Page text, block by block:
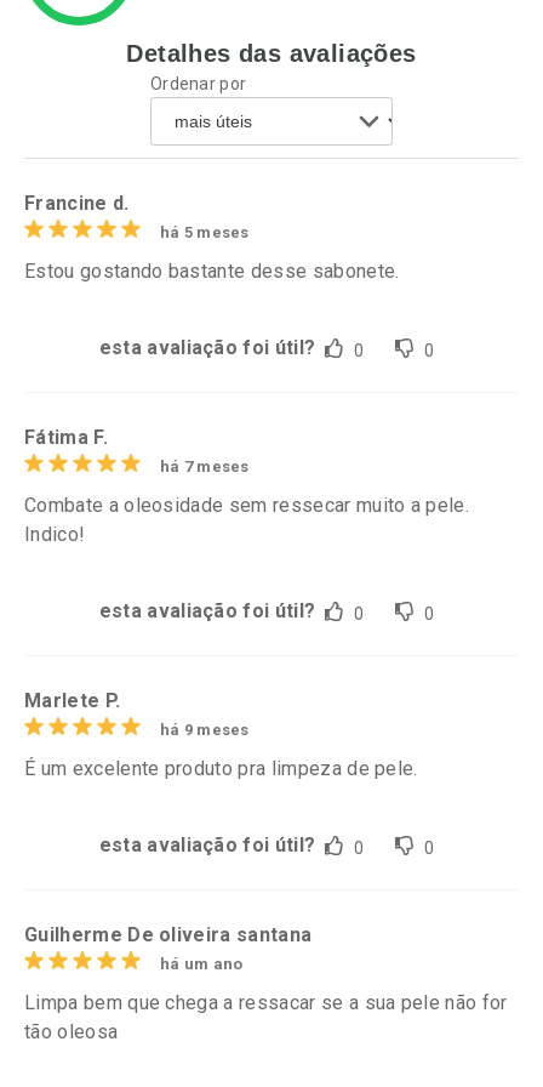
Ativar Desconto
Comprar sem Desconto
Por R$ 24,29/cada
Comprar sem Desconto
Ativar Desconto
Comprar sem Desconto
Por R$ 38,87/cada
Detalhes das avaliações
Ordenar por
Francine d.
há 5 meses
Estou gostando bastante desse sabonete.
esta avaliação foi útil? 0 0
Fátima F.
há 7 meses
Combate a oleosidade sem ressecar muito a pele.
Indico!
esta avaliação foi útil? 0 0
Marlete P.
há 9 meses
É um excelente produto pra limpeza de pele.
esta avaliação foi útil? 0 0
Guilherme De oliveira santana
há um ano
Limpa bem que chega a ressacar se a sua pele não for
tão oleosa